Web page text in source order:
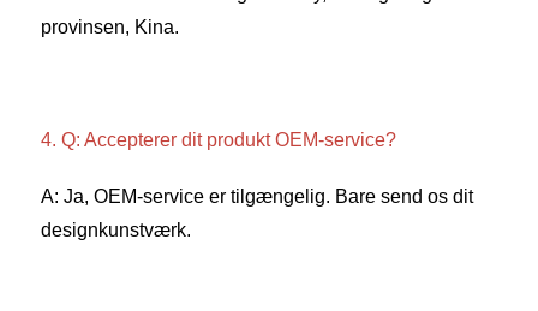
provinsen, Kina.
4. Q: Accepterer dit produkt OEM-service?
A: Ja, OEM-service er tilgængelig. Bare send os dit
designkunstværk.